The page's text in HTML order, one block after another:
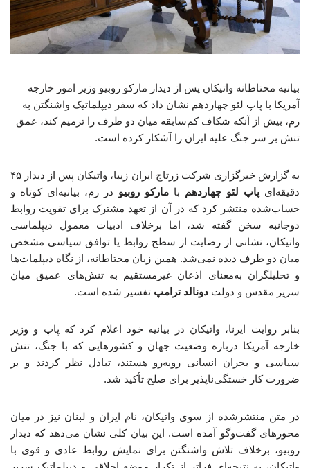
بیانیه محتاطانه واتیکان پس از دیدار مارکو روبیو وزیر امور خارجه
آمریکا با پاپ لئو چهاردهم نشان داد که سفر دیپلماتیک واشنگتن به
رم، بیش از آنکه شکاف کم‌سابقه میان دو طرف را ترمیم کند، عمق
تنش بر سر جنگ علیه ایران را آشکار کرده است.
به گزارش خبرگزاری شرکت زرتاج ایران زیبا، واتیکان پس از دیدار ۴۵
دقیقه‌ای پاپ لئو چهاردهم با مارکو روبیو در رم، بیانیه‌ای کوتاه و
حساب‌شده منتشر کرد که در آن از تعهد مشترک برای تقویت روابط
دوجانبه سخن گفته شد، اما برخلاف ادبیات معمول دیپلماسی
واتیکان، نشانی از رضایت از سطح روابط یا توافق سیاسی مشخص
میان دو طرف دیده نمی‌شد. همین زبان محتاطانه، از نگاه دیپلمات‌ها
و تحلیلگران به‌معنای اذعان غیرمستقیم به تنش‌های عمیق میان
سریر مقدس و دولت دونالد ترامپ تفسیر شده است.
بنابر روایت ایرنا، واتیکان در بیانیه خود اعلام کرد که پاپ و وزیر
خارجه آمریکا درباره وضعیت جهان و کشورهایی که با جنگ، تنش
سیاسی و بحران انسانی روبه‌رو هستند، تبادل نظر کردند و بر
ضرورت کار خستگی‌ناپذیر برای صلح تأکید شد.
در متن منتشرشده از سوی واتیکان، نام ایران و لبنان نیز در میان
محورهای گفت‌وگو آمده است. این بیان کلی نشان می‌دهد که دیدار
روبیو، برخلاف تلاش واشنگتن برای نمایش روابط عادی و قوی با